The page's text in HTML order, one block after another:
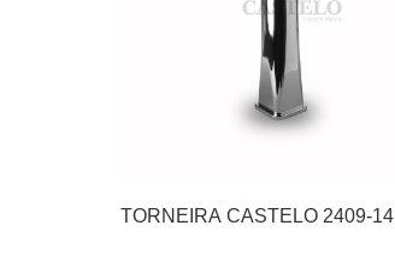
TORNEIRA CASTELO 2409-14